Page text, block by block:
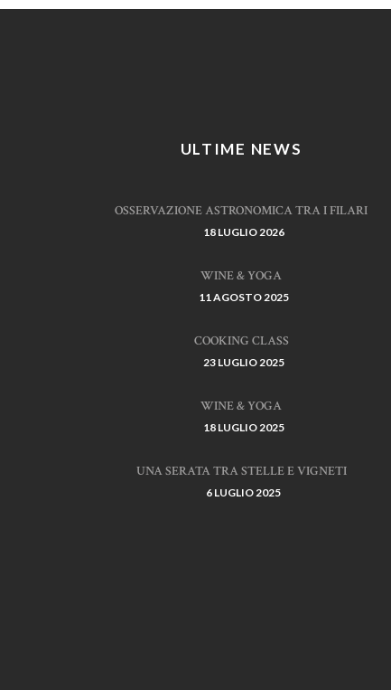
ULTIME NEWS
OSSERVAZIONE ASTRONOMICA TRA I FILARI
18 LUGLIO 2026
WINE & YOGA
11 AGOSTO 2025
COOKING CLASS
23 LUGLIO 2025
WINE & YOGA
18 LUGLIO 2025
UNA SERATA TRA STELLE E VIGNETI
6 LUGLIO 2025